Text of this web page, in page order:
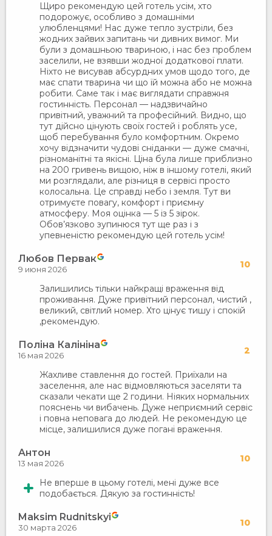
Щиро рекомендую цей готель усім, хто
подорожує, особливо з домашніми
улюбленцями! Нас дуже тепло зустріли, без
жодних зайвих запитань чи дивних вимог. Ми
були з домашньою твариною, і нас без проблем
заселили, не взявши жодної додаткової плати.
Ніхто не висував абсурдних умов щодо того, де
має спати тварина чи що їй можна або не можна
робити. Саме так і має виглядати справжня
гостинність. Персонал — надзвичайно
привітний, уважний та професійний. Видно, що
тут дійсно цінують своїх гостей і роблять усе,
щоб перебування було комфортним. Окремо
хочу відзначити чудові сніданки — дуже смачні,
різноманітні та якісні. Ціна була лише приблизно
на 200 гривень вищою, ніж в іншому готелі, який
ми розглядали, але різниця в сервісі просто
колосальна. Це справді небо і земля. Тут ви
отримуєте повагу, комфорт і приємну
атмосферу. Моя оцінка — 5 із 5 зірок.
Обов’язково зупинюся тут ще раз і з
упевненістю рекомендую цей готель усім!
Любов Первак 10
9 июня 2026
Залишились тільки найкращі враження від
проживання. Дуже привітний персонал, чистий ,
великий, світлий номер. Хто цінує тишу і спокій
,рекомендую.
Поліна Калініна 2
16 мая 2026
Жахливе ставлення до гостей. Приїхали на
заселення, але нас відмовляються заселяти та
сказали чекати ще 2 години. Ніяких нормальних
пояснень чи вибачень. Дуже неприємний сервіс
і повна неповага до людей. Не рекомендую це
місце, залишилися дуже погані враження.
Aнтон 10
13 мая 2026
Не вперше в цьому готелі, мені дуже все
подобається. Дякую за гостинність!
Maksim Rudnitskyi 10
30 марта 2026